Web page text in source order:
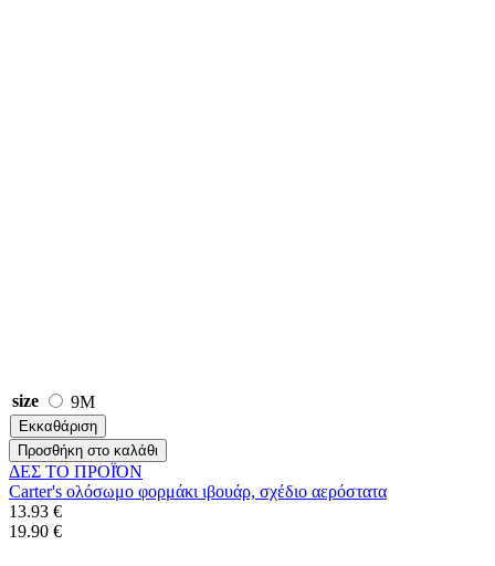
size 9M
Εκκαθάριση
Προσθήκη στο καλάθι
ΔΕΣ ΤO ΠΡΟΪΌΝ
Carter's ολόσωμο φορμάκι ιβουάρ, σχέδιο αερόστατα
13.93 €
19.90 €